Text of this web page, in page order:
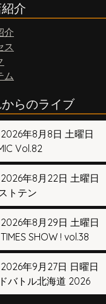
介
介
ス
ム
らのライブ
年8月8日 土曜日
Vol.82
年8月22日 土曜日
トテン
年8月29日 土曜日
SHOW ! vol.38
年9月27日 日曜日
バトル北海道 2026